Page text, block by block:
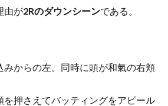
由が2Rのダウンシーンである。
みからの左。同時に頭が和氣の右頬
を押さえてバッティングをアピール